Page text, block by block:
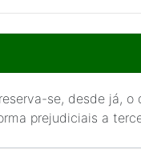
se, desde já,
prejudiciais a